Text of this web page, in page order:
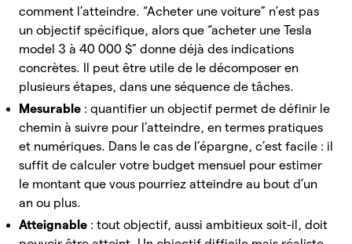
comment l’atteindre. “Acheter une voiture” n’est pas
un objectif spécifique, alors que “acheter une Tesla
model 3 à 40 000 $” donne déjà des indications
concrètes. Il peut être utile de le décomposer en
plusieurs étapes, dans une séquence de tâches.
Mesurable : quantifier un objectif permet de définir le
chemin à suivre pour l’atteindre, en termes pratiques
et numériques. Dans le cas de l’épargne, c’est facile : il
suffit de calculer votre budget mensuel pour estimer
le montant que vous pourriez atteindre au bout d’un
an ou plus.
Atteignable : tout objectif, aussi ambitieux soit-il, doit